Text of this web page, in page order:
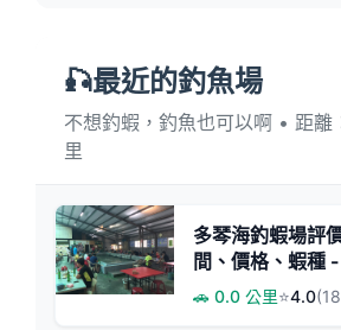
🎣最近的釣魚場
不想釣蝦，釣魚也可以啊 • 距
里
多琴海釣蝦場評
間、價格、蝦種
親切服務
🚗 0.0 公里⭐4.0